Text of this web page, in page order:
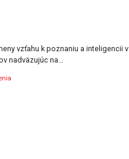
vzťahu k poznaniu a inteligencii v
nadväzujúc na…